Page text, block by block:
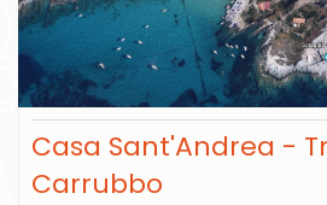
Casa Sant'Andrea -
Carrubbo